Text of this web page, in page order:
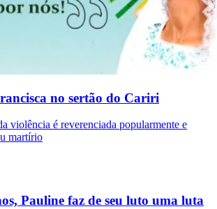
no sertão do Cariri
violência é reverenciada popularmente e
martírio
Pauline faz de seu luto uma luta